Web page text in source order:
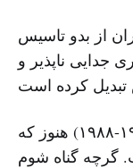
از بدو تاسیس
جدایی ناپذیر و
خاطره جنگ ۸ ساله ایران و عراق (۱۹۸۰-۱۹۸۸) هنوز که
گرچه گناه شوم